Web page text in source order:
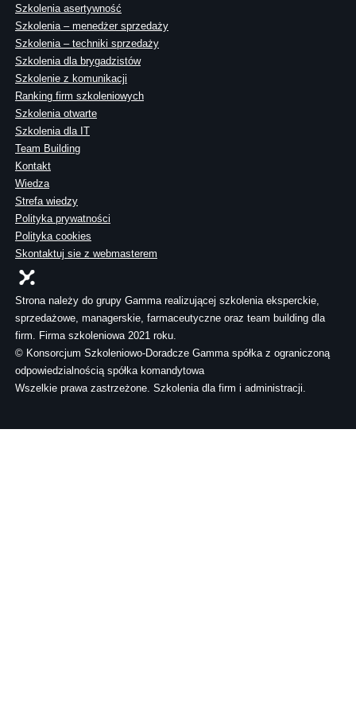
Szkolenia asertywność
Szkolenia – menedżer sprzedaży
Szkolenia – techniki sprzedaży
Szkolenia dla brygadzistów
Szkolenie z komunikacji
Ranking firm szkoleniowych
Szkolenia otwarte
Szkolenia dla IT
Team Building
Kontakt
Wiedza
Strefa wiedzy
Polityka prywatności
Polityka cookies
Skontaktuj sie z webmasterem
Strona należy do grupy Gamma realizującej szkolenia eksperckie,
sprzedażowe, managerskie, farmaceutyczne oraz team building dla
firm. Firma szkoleniowa 2021 roku.
© Konsorcjum Szkoleniowo-Doradcze Gamma spółka z ograniczoną
odpowiedzialnością spółka komandytowa
Wszelkie prawa zastrzeżone. Szkolenia dla firm i administracji.